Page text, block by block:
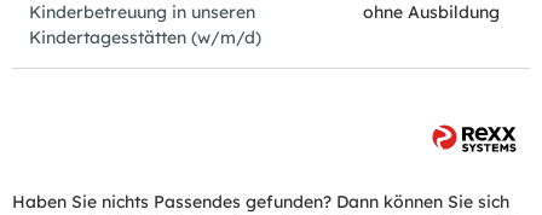
Kinderbetreuung in unseren
Kindertagesstätten (w/m/d)
ohne Ausbildung
Haben Sie nichts Passendes gefunden? Dann können Sie sich